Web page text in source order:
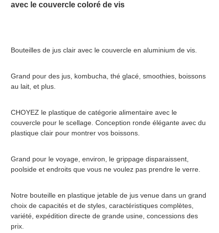
avec le couvercle coloré de vis
Bouteilles de jus clair avec le couvercle en aluminium de vis.
Grand pour des jus, kombucha, thé glacé, smoothies, boissons
au lait, et plus.
CHOYEZ le plastique de catégorie alimentaire avec le
couvercle pour le scellage. Conception ronde élégante avec du
plastique clair pour montrer vos boissons.
Grand pour le voyage, environ, le grippage disparaissent,
poolside et endroits que vous ne voulez pas prendre le verre.
Notre bouteille en plastique jetable de jus venue dans un grand
choix de capacités et de styles, caractéristiques complètes,
variété, expédition directe de grande usine, concessions des
prix.